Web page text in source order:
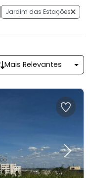
Jardim das Estações
Mais Relevantes
Next